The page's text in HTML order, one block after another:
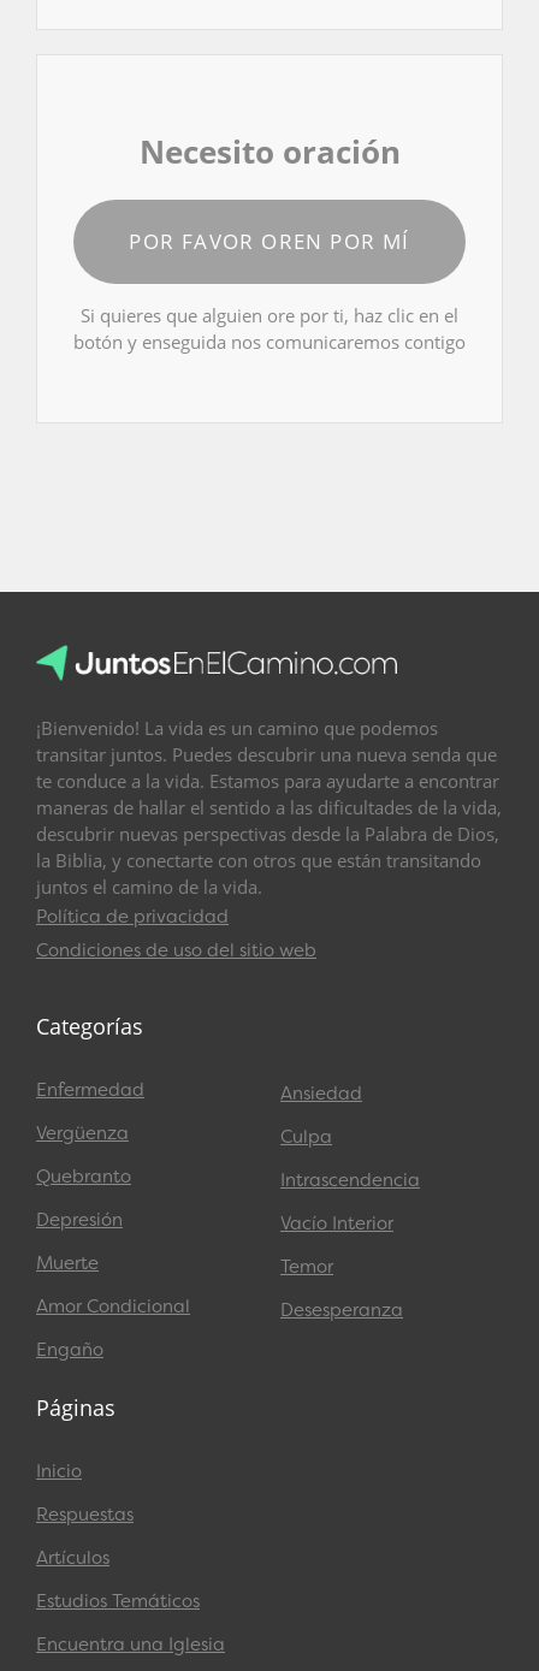
Necesito oración
POR FAVOR OREN POR MÍ
Si quieres que alguien ore por ti, haz clic en el
botón y enseguida nos comunicaremos contigo
¡Bienvenido! La vida es un camino que podemos
transitar juntos. Puedes descubrir una nueva senda que
te conduce a la vida. Estamos para ayudarte a encontrar
maneras de hallar el sentido a las dificultades de la vida,
descubrir nuevas perspectivas desde la Palabra de Dios,
la Biblia, y conectarte con otros que están transitando
juntos el camino de la vida.
Política de privacidad
Condiciones de uso del sitio web
Categorías
Enfermedad
Vergüenza
Quebranto
Depresión
Muerte
Amor Condicional
Engaño
Ansiedad
Culpa
Intrascendencia
Vacío Interior
Temor
Desesperanza
Páginas
Inicio
Respuestas
Artículos
Estudios Temáticos
Encuentra una Iglesia